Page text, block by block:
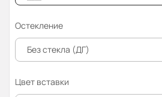
Остекление
Без стекла (ДГ)
Цвет вставки